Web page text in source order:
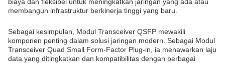
membangun infrastruktur berkinerja tinggi yang baru.
Sebagai kesimpulan, Modul Transceiver QSFP mewakili
komponen penting dalam solusi jaringan modern. Sebagai Modul
Transceiver Quad Small Form-Factor Plug-in, ia menawarkan laju
data yang ditingkatkan dan kompatibilitas dengan berbagai